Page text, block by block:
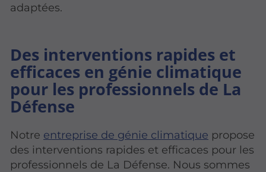
adaptées.
Des interventions rapides et
efficaces en génie climatique
pour les professionnels de La
Défense
Notre entreprise de génie climatique propose
des interventions rapides et efficaces pour les
professionnels de La Défense. Nous sommes